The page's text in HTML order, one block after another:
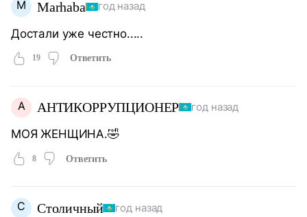
M Marhaba год назад
Достали уже честно.....
19 Ответить
А АНТИКОРРУПЦИОНЕР год назад
МОЯ ЖЕНЩИНА.🤣
8 Ответить
С Столичный год назад